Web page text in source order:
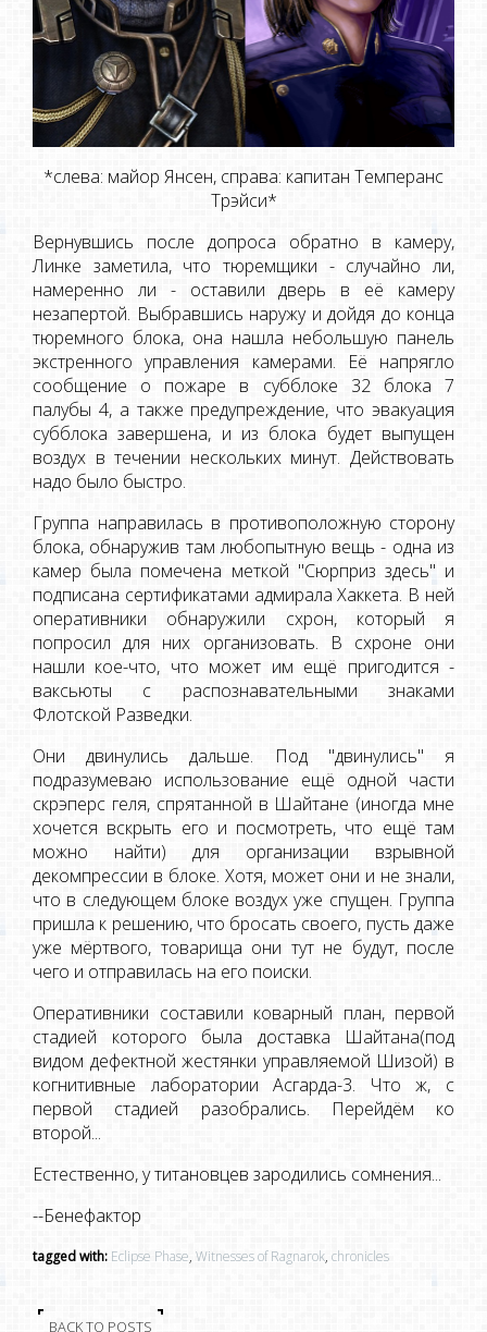
*слева: майор Янсен, справа: капитан Темперанс
Трэйси*
Вернувшись после допроса обратно в камеру,
Линке заметила, что тюремщики - случайно ли,
намеренно ли - оставили дверь в её камеру
незапертой. Выбравшись наружу и дойдя до конца
тюремного блока, она нашла небольшую панель
экстренного управления камерами. Её напрягло
сообщение о пожаре в субблоке 32 блока 7
палубы 4, а также предупреждение, что эвакуация
субблока завершена, и из блока будет выпущен
воздух в течении нескольких минут. Действовать
надо было быстро.
Группа направилась в противоположную сторону
блока, обнаружив там любопытную вещь - одна из
камер была помечена меткой "Сюрприз здесь" и
подписана сертификатами адмирала Хаккета. В ней
оперативники обнаружили схрон, который я
попросил для них организовать. В схроне они
нашли кое-что, что может им ещё пригодится -
ваксьюты с распознавательными знаками
Флотской Разведки.
Они двинулись дальше. Под "двинулись" я
подразумеваю использование ещё одной части
скрэперс геля, спрятанной в Шайтане (иногда мне
хочется вскрыть его и посмотреть, что ещё там
можно найти) для организации взрывной
декомпрессии в блоке. Хотя, может они и не знали,
что в следующем блоке воздух уже спущен. Группа
пришла к решению, что бросать своего, пусть даже
уже мёртвого, товарища они тут не будут, после
чего и отправилась на его поиски.
Оперативники составили коварный план, первой
стадией которого была доставка Шайтана(под
видом дефектной жестянки управляемой Шизой) в
когнитивные лаборатории Асгарда-3. Что ж, с
первой стадией разобрались. Перейдём ко
второй...
Естественно, у титановцев зародились сомнения...
--Бенефактор
tagged with: Eclipse Phase, Witnesses of Ragnarok, chronicles
BACK TO POSTS